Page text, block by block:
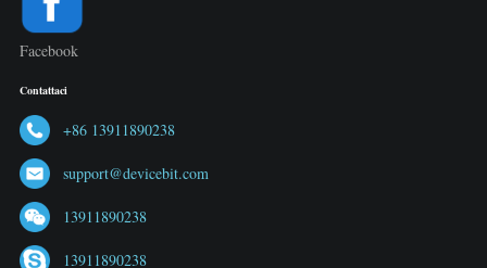
Facebook
Contattaci
+86 13911890238
support@devicebit.com
13911890238
13911890238